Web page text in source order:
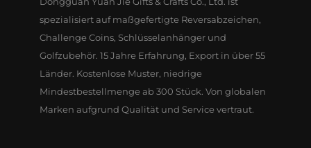
spezialisiert auf maßgefertigte Reversabzeichen,
Challenge Coins, Schlüsselanhänger und
Golfzubehör. 15 Jahre Erfahrung, Export in über 55
Länder. Kostenlose Muster, niedrige
Mindestbestellmenge ab 300 Stück. Von globalen
Marken aufgrund Qualität und Service vertraut.